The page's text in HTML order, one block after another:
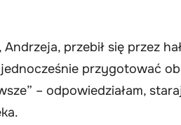
przebił się przez
przygotować
– odpowiedziałam,